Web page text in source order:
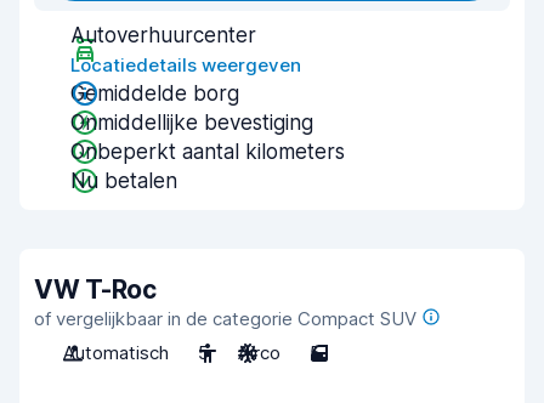
Autoverhuurcenter
Locatiedetails weergeven
Gemiddelde borg
Onmiddellijke bevestiging
Onbeperkt aantal kilometers
Nu betalen
VW T-Roc
of vergelijkbaar in de categorie Compact SUV
Automatisch
5 Airco 5